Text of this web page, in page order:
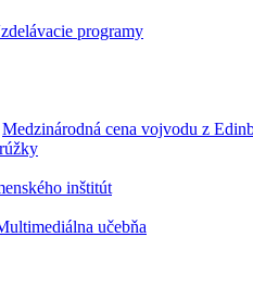
programy
Medzinárodná cena vojvodu z
inštitút
učebňa